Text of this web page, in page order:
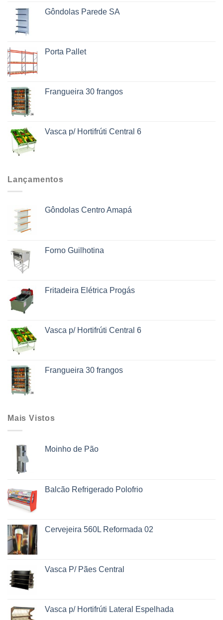
Gôndolas Parede SA
Porta Pallet
Frangueira 30 frangos
Vasca p/ Hortifrúti Central 6
Lançamentos
Gôndolas Centro Amapá
Forno Guilhotina
Fritadeira Elétrica Progás
Vasca p/ Hortifrúti Central 6
Frangueira 30 frangos
Mais Vistos
Moinho de Pão
Balcão Refrigerado Polofrio
Cervejeira 560L Reformada 02
Vasca P/ Pães Central
Vasca p/ Hortifrúti Lateral Espelhada